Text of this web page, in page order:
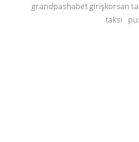
grandpashabet girişkorsan
taksi